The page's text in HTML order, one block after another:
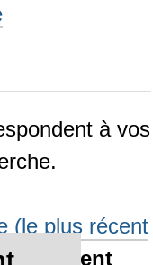
à vos
(le plus récent